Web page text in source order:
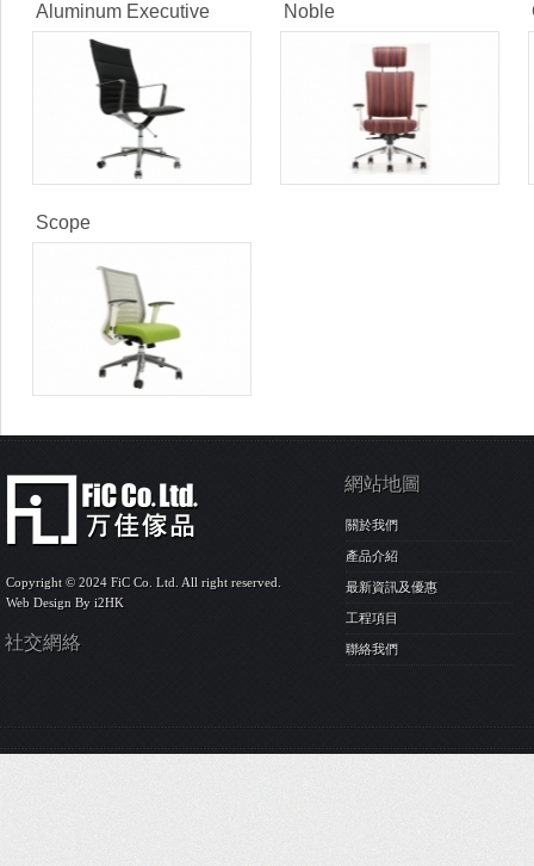
Aluminum Executive Noble
Scope
Copyright © 2024 FiC Co. Ltd. All right reserved.
Web Design By i2HK
社交網絡
網站地圖
關於我們
產品介紹
最新資訊及優惠
工程項目
聯絡我們